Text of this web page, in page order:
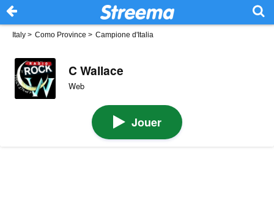
Italy > Como Province > Campione d'Italia
C Wallace
Web
Jouer